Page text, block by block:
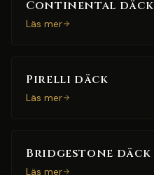
Continental däck
Läs mer
Pirelli däck
Läs mer
Bridgestone däck
Läs mer